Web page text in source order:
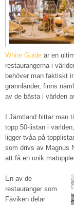
White Guide är en
restaurangerna i
behöver man faktiskt
grannländer, finns
av de bästa i världen
I Jämtland hittar man
topp 50-listan i
ligger tvåa på
som drivs av Magnus
att få en unik
En av de
restauranger som
Fäviken delar